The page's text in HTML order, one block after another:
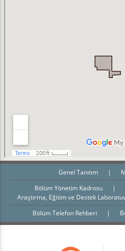
Genel Tanıtım |
Bölüm Yönetim Kadrosu
|
Araştırma, Eğitim ve Destek
Bölüm Telefon Rehberi
|